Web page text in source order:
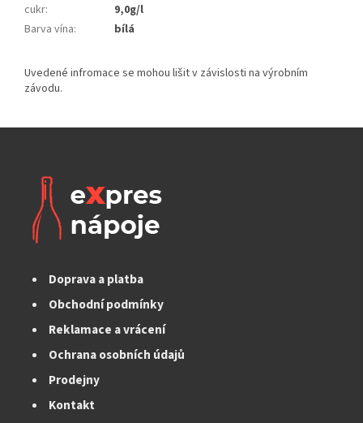
cukr:
9,0g/l
Barva vína: bílá
Doprava a platba
Obchodní podmínky
Reklamace a vrácení
Ochrana osobních údajů
Prodejny
Kontakt